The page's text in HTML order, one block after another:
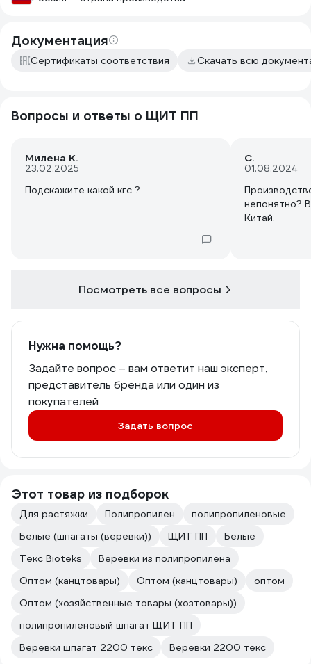
Документация
Сертификаты соответствия Скачать всю
Вопросы и ответы о ЩИТ ПП
Милена К.
23.02.2025
Подскажите какой кгс ?
С.
01.08.2024
непонятно?
Китай.
Посмотреть все вопросы
Нужна помощь?
Задайте вопрос – вам ответит наш эксперт,
представитель бренда или один из
покупателей
Задать вопрос
Этот товар из подборок
Для растяжки Полипропилен
полипропиленовые
Белые (шпагаты (веревки))
ЩИТ ПП
Белые
Текс Bioteks
Веревки из полипропилена
Оптом (канцтовары)
Оптом (канцтовары)
оптом
Оптом (хозяйственные товары (хозтовары))
полипропиленовый шпагат ЩИТ ПП
Веревки шпагат 2200 текс
Веревки 2200 текс